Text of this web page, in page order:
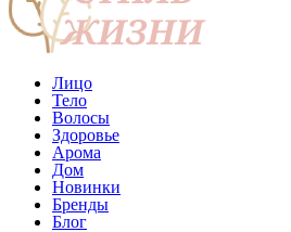
Лицо
Тело
Волосы
Здоровье
Арома
Дом
Новинки
Бренды
Блог